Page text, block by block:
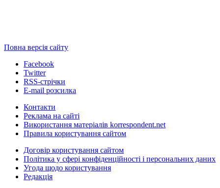
Повна версія сайту
Facebook
Twitter
RSS-стрічки
E-mail розсилка
Контакти
Реклама на сайті
Використання матеріалів korrespondent.net
Правила користування сайтом
Договір користування сайтом
Політика у сфері конфіденційності і персональних даних
Угода щодо користування
Редакція